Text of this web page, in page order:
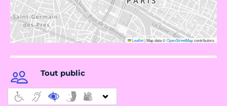
Leaflet|Map data ©OpenStreetMapcontributors
Tout public